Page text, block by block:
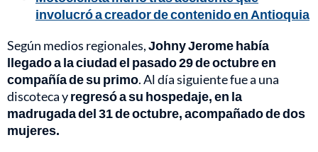
involucró a creador de contenido en Antioquia
Según medios regionales,Johny Jerome había
llegado a la ciudad el pasado 29 de octubre en
compañía de su primo. Al día siguiente fue a una
discoteca yregresó a su hospedaje, en la
madrugada del 31 de octubre, acompañado de dos
mujeres.